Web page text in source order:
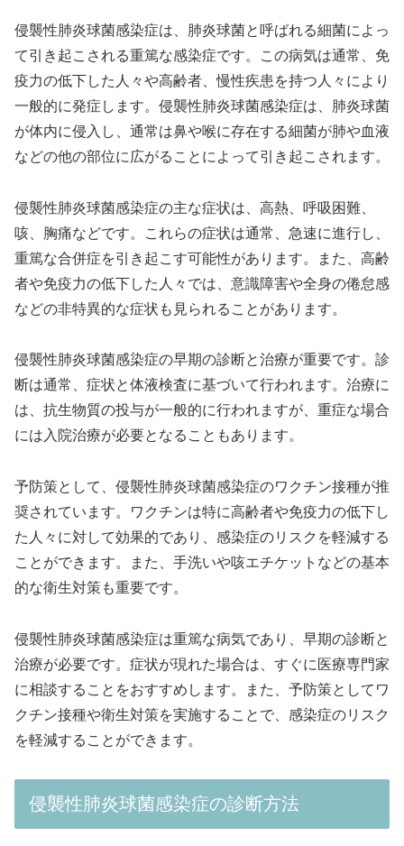
侵襲性肺炎球菌感染症は、肺炎球菌と呼ばれる細菌によっ
て引き起こされる重篤な感染症です。この病気は通常、免
疫力の低下した人々や高齢者、慢性疾患を持つ人々により
一般的に発症します。侵襲性肺炎球菌感染症は、肺炎球菌
が体内に侵入し、通常は鼻や喉に存在する細菌が肺や血液
などの他の部位に広がることによって引き起こされます。
侵襲性肺炎球菌感染症の主な症状は、高熱、呼吸困難、
咳、胸痛などです。これらの症状は通常、急速に進行し、
重篤な合併症を引き起こす可能性があります。また、高齢
者や免疫力の低下した人々では、意識障害や全身の倦怠感
などの非特異的な症状も見られることがあります。
侵襲性肺炎球菌感染症の早期の診断と治療が重要です。診
断は通常、症状と体液検査に基づいて行われます。治療に
は、抗生物質の投与が一般的に行われますが、重症な場合
には入院治療が必要となることもあります。
予防策として、侵襲性肺炎球菌感染症のワクチン接種が推
奨されています。ワクチンは特に高齢者や免疫力の低下し
た人々に対して効果的であり、感染症のリスクを軽減する
ことができます。また、手洗いや咳エチケットなどの基本
的な衛生対策も重要です。
侵襲性肺炎球菌感染症は重篤な病気であり、早期の診断と
治療が必要です。症状が現れた場合は、すぐに医療専門家
に相談することをおすすめします。また、予防策としてワ
クチン接種や衛生対策を実施することで、感染症のリスク
を軽減することができます。
侵襲性肺炎球菌感染症の診断方法